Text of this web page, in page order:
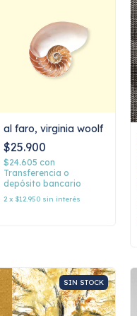
al faro, virginia woolf
$25.900
$24.605 con
Transferencia o
depósito bancario
2 x $12.950 sin interés
SIN STOCK